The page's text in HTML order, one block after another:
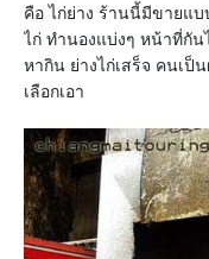
คือ ไก่ย่าง ร้านนี้มีขายแ
ไก่ ทำนองแบ่งๆ หน้าที่กั
หากิน ย่างไก่เสร็จ คนเป็
เลือกเอา